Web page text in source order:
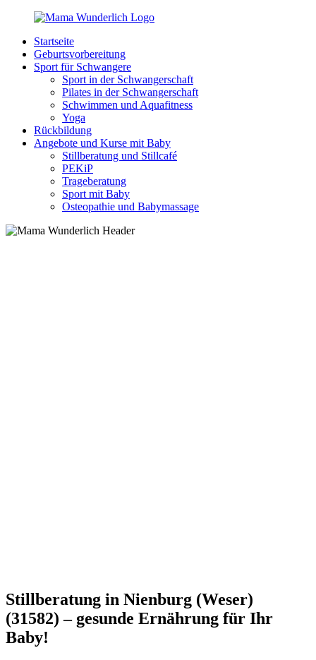
Zurück
Inhalt
MamaWunderlich.de
Mutti
sein
wunderbar!
Startseite
Geburtsvorbereitung
Sport für Schwangere
Sport in der Schwangerschaft
Pilates in der Schwangerschaft
Schwimmen und Aquafitness
Yoga
Rückbildung
Angebote und Kurse mit Baby
Stillberatung und Stillcafé
PEKiP
Trageberatung
Sport mit Baby
Osteopathie und Babymassage
Stillberatung in Nienburg (Weser)
(31582) – gesunde Ernährung für Ihr
Baby!